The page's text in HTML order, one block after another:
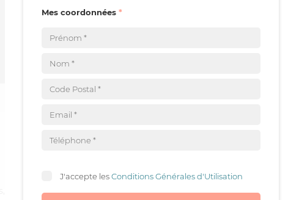
Mes coordonnées
J'accepte lesConditions Générales d'Utilisation